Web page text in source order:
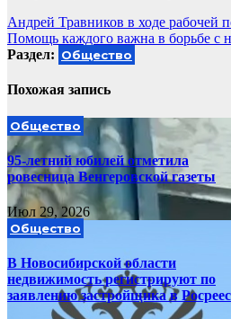
Навигация
по
Андрей Травников в ходе рабочей
Помощь каждого важна в борьбе с
Раздел: Общество
Похожая запись
Общество
95-летний юбилей отметила
ровесница Венгеровской газеты
Июл 29, 2026
Общество
В Новосибирской области
недвижимость регистрируют по
заявлению застройщика в